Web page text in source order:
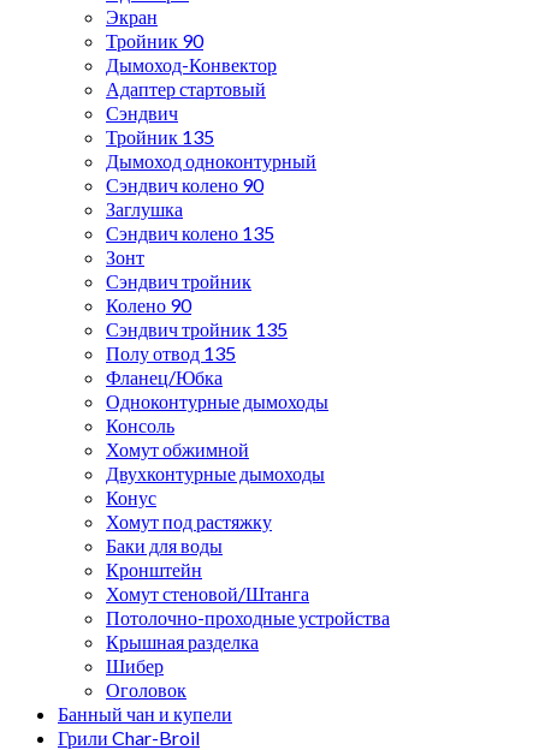
Экран
Тройник 90
Дымоход-Конвектор
Адаптер стартовый
Сэндвич
Тройник 135
Дымоход одноконтурный
Сэндвич колено 90
Заглушка
Сэндвич колено 135
Зонт
Сэндвич тройник
Колено 90
Сэндвич тройник 135
Полу отвод 135
Фланец/Юбка
Одноконтурные дымоходы
Консоль
Хомут обжимной
Двухконтурные дымоходы
Конус
Хомут под растяжку
Баки для воды
Кронштейн
Хомут стеновой/Штанга
Потолочно-проходные устройства
Крышная разделка
Шибер
Оголовок
Банный чан и купели
Грили Char-Broil